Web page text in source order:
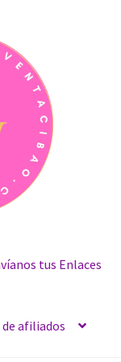
tus Enlaces
de afiliados